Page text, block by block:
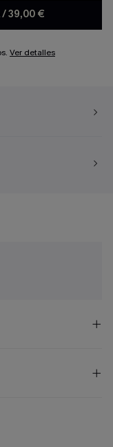
/39,00 €
Ver detalles